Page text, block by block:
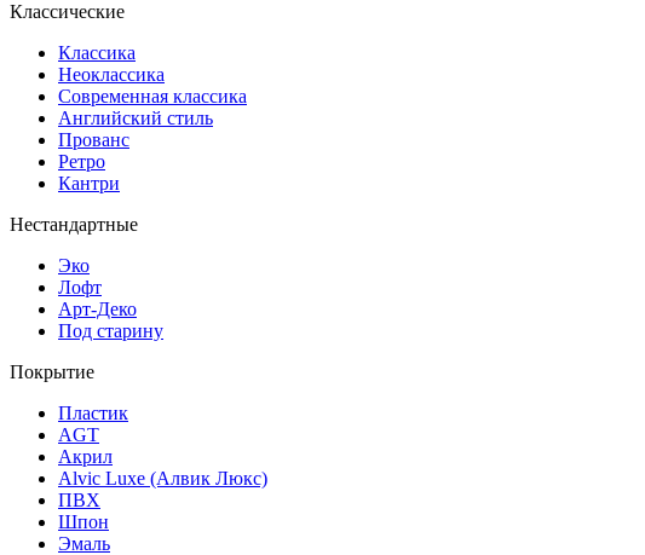
Классические
Классика
Неоклассика
Современная классика
Английский стиль
Прованс
Ретро
Кантри
Нестандартные
Эко
Лофт
Арт-Деко
Под старину
Покрытие
Пластик
AGT
Акрил
Alvic Luxe (Алвик Люкс)
ПВХ
Шпон
Эмаль